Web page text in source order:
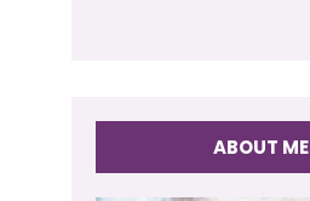
ABOUT ME